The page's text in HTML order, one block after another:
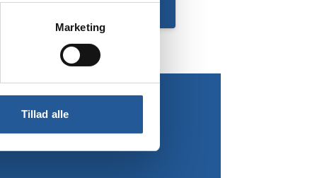
Marketing
Tillad alle